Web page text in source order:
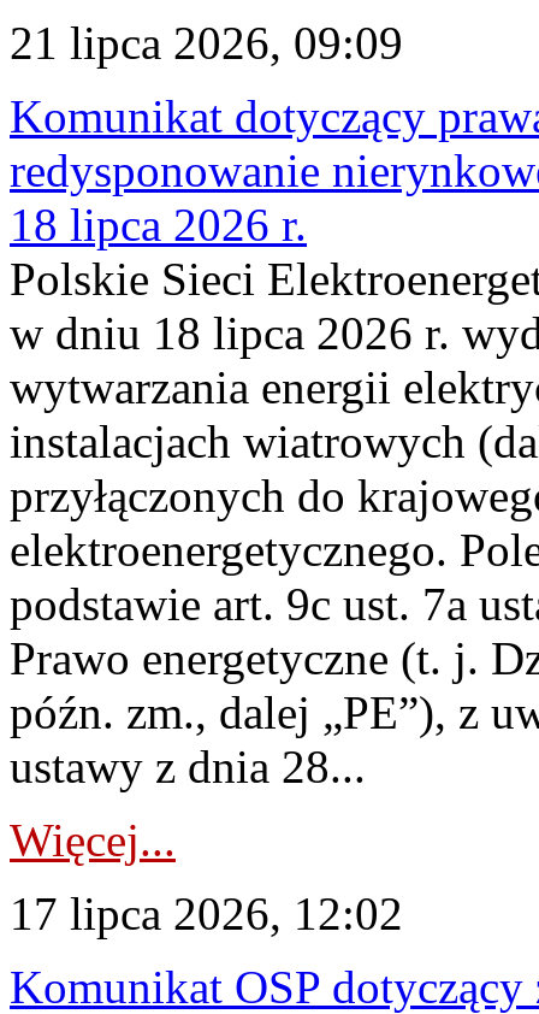
21 lipca 2026, 09:09
Komunikat dotyczący
redysponowanie
18 lipca 2026 r.
Polskie Sieci
w dniu 18 lipca 2026 r.
wytwarzania energii
instalacjach wiatrowych
przyłączonych do
elektroenergetycznego.
podstawie art. 9c ust. 7a
Prawo energetyczne (t. j.
późn. zm., dalej „PE”), z
ustawy z dnia 28...
Więcej...
17 lipca 2026, 12:02
Komunikat OSP dotyczący